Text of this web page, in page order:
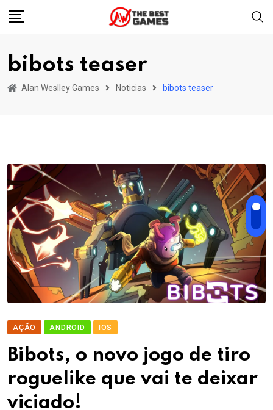
Skip
bibots teaser
Alan Weslley Games Noticias bibots teaser
AÇÃO ANDROID IOS
Bibots, o novo jogo de tiro
roguelike que vai te deixar
viciado!